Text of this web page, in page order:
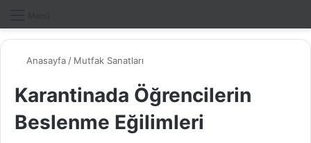
Anasayfa / Mutfak Sanatları
Karantinada Öğrencilerin
Beslenme Eğilimleri